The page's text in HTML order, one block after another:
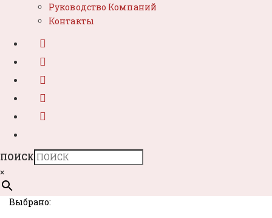
Руководство Компаний
Контакты
ПОИСК
×
Выбрано: